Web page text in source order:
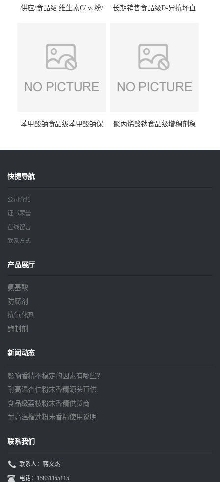
供应/食品级 维生素C/ vc粉/
长期销售食品级D-异抗坏血
苯甲酸钠食品级苯甲酸钠保
聚丙烯酸钠食品级增稠剂稳
快捷导航
公司介绍
证书荣誉
在线留言
联系方式
产品展厅
氨基酸
防腐剂
抗氧化剂
酶制剂
新闻动态
影响香精不稳定的因素有哪些？
耐高温杏仁粉末香精源头直供
食品级荔枝粉末香精供货商
耐高温榴莲粉末香精使用说明
联系我们
联系人：蒋文杰
电话：15831155115